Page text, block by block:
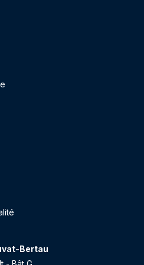
Bertau